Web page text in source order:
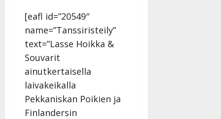
[eafl id=”20549″
name=”Tanssiristeily”
text=”Lasse Hoikka &
Souvarit
ainutkertaisella
laivakeikalla
Pekkaniskan Poikien ja
Finlandersin